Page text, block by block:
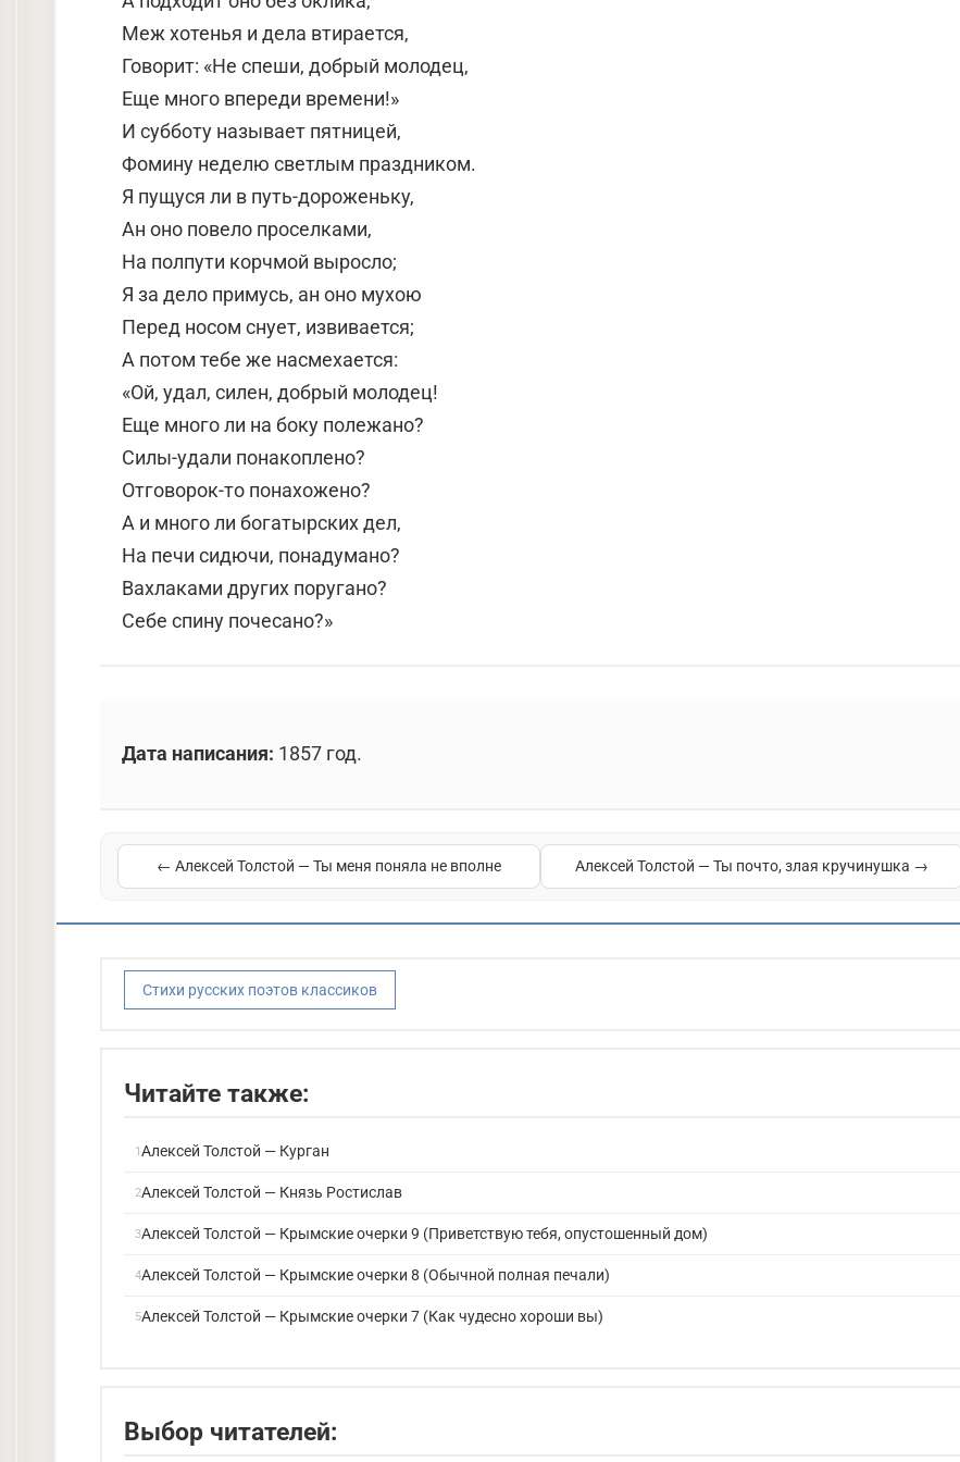
Меж хотенья и дела втирается,
Говорит: «Не спеши, добрый молодец,
Еще много впереди времени!»
И субботу называет пятницей,
Фомину неделю светлым праздником.
Я пущуся ли в путь-дороженьку,
Ан оно повело проселками,
На полпути корчмой выросло;
Я за дело примусь, ан оно мухою
Перед носом снует, извивается;
А потом тебе же насмехается:
«Ой, удал, силен, добрый молодец!
Еще много ли на боку полежано?
Силы-удали понакоплено?
Отговорок-то понахожено?
А и много ли богатырских дел,
На печи сидючи, понадумано?
Вахлаками других поругано?
Себе спину почесано?»
Дата написания: 1857 год.
← Алексей Толстой — Ты меня поняла не вполне Алексей Толстой — Ты почто, злая кручинушка →
Стихи русских поэтов классиков
Читайте также:
Алексей Толстой — Курган
Алексей Толстой — Князь Ростислав
Алексей Толстой — Крымские очерки 9 (Приветствую тебя, опустошенный дом)
Алексей Толстой — Крымские очерки 8 (Обычной полная печали)
Алексей Толстой — Крымские очерки 7 (Как чудесно хороши вы)
Выбор читателей: